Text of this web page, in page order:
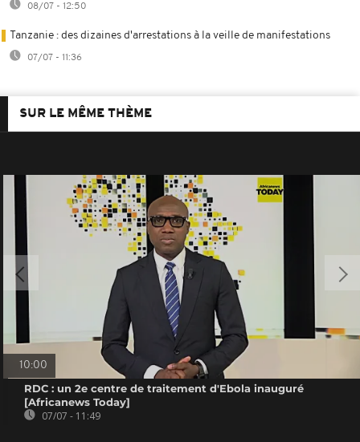
08/07 - 12:50
Tanzanie : des dizaines d'arrestations à la veille de manifestations
07/07 - 11:36
SUR LE MÊME THÈME
10:00
RDC : un 2e centre de traitement d'Ebola inauguré
[Africanews Today]
07/07 - 11:49